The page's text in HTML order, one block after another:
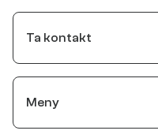
Ta kontakt
Meny